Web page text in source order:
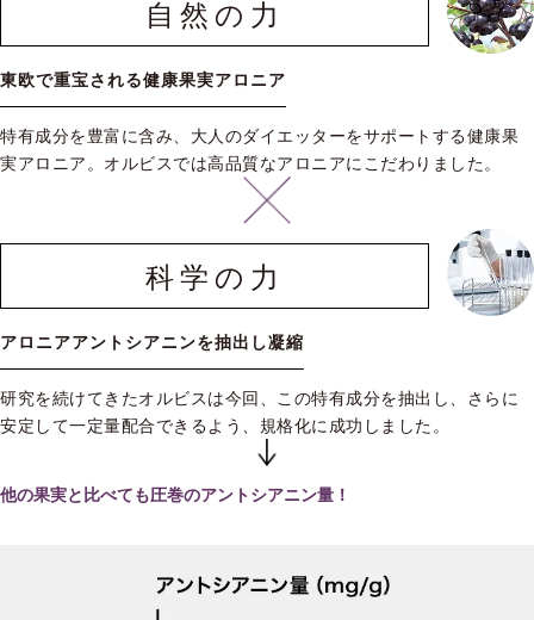
自然の力
東欧で重宝される健康果実アロニア
特有成分を豊富に含み、大人のダイエッターをサポートする健康果
実アロニア。オルビスでは高品質なアロニアにこだわりました。
科学の力
アロニアアントシアニンを抽出し凝縮
研究を続けてきたオルビスは今回、この特有成分を抽出し、さらに
安定して一定量配合できるよう、規格化に成功しました。
他の果実と比べても圧巻のアントシアニン量！